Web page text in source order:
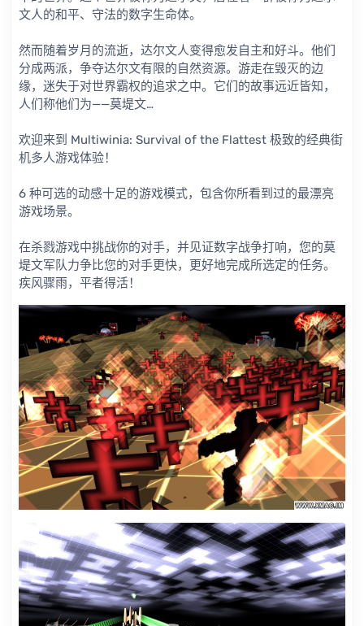
文人的和平、守法的数字生命体。
然而随着岁月的流逝，达尔文人变得愈发自主和好斗。他们
分成两派，争夺达尔文有限的自然资源。游走在毁灭的边
缘，迷失于对世界霸权的追求之中。它们的故事远近皆知，
人们称他们为——莫堤文…
欢迎来到 Multiwinia: Survival of the Flattest 极致的经典街
机多人游戏体验！
6 种可选的动感十足的游戏模式，包含你所看到过的最漂亮
游戏场景。
在杀戮游戏中挑战你的对手，并见证数字战争打响，您的莫
堤文军队力争比您的对手更快，更好地完成所选定的任务。
疾风骤雨，平者得活！